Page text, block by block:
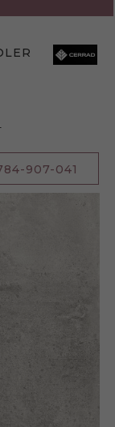
907-041